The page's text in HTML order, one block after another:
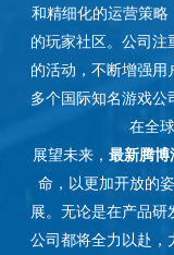
和精细化的运营策
的玩家社区。公司
的活动，不断增强
多个国际知名游戏
在全
展望未来， 最新腾博
命，以更加开放的
展。无论是在产品
公司都将全力以赴，